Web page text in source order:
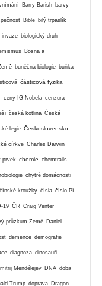
Barry Barish barvy
Bible bilý trpaslík
invaze biologický druh
Bosna a
buněčná biologie buňka
částicová fyzika
ceny IG Nobela cenzura
česká kotlina Česká
legie Československo
církve Charles Darwin
prvek chemie chemtrails
chytré domácnosti
čínské kroužky čísla číslo Pí
19 ČR Craig Venter
průzkum Země Daniel
demence demografie
diagnoza dinosauři
Mendělejev DNA doba
Trump doprava Dragon